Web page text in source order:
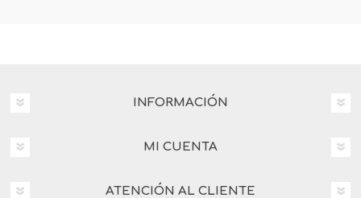
INFORMACIÓN
MI CUENTA
ATENCIÓN AL CLIENTE